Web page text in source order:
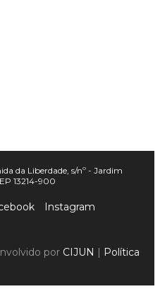
da Liberdade, s/nº - Jardim
13214-900
Instagram
por CIJUN
Política